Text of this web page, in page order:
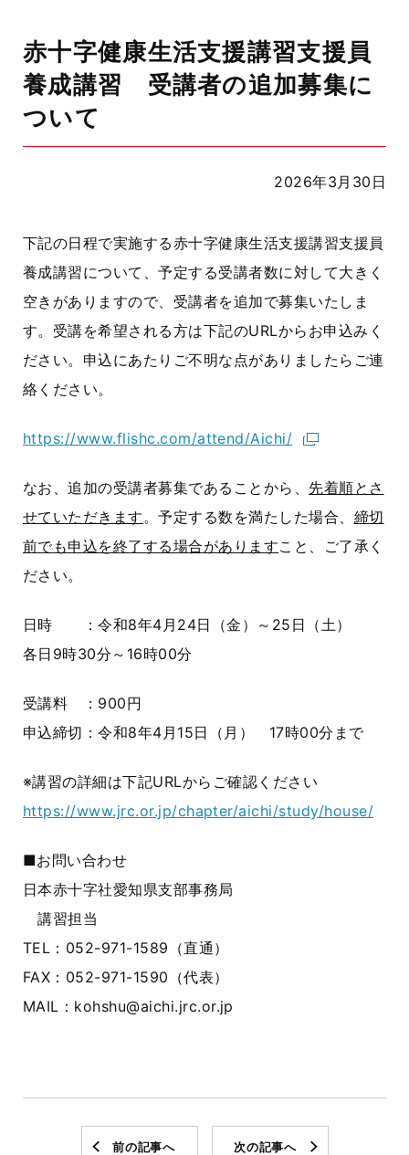
赤十字健康生活支援講習支援員
養成講習 受講者の追加募集に
ついて
2026年3月30日
下記の日程で実施する赤十字健康生活支援講習支援員
養成講習について、予定する受講者数に対して大きく
空きがありますので、受講者を追加で募集いたしま
す。受講を希望される方は下記のURLからお申込みく
ださい。申込にあたりご不明な点がありましたらご連
絡ください。
https://www.flishc.com/attend/Aichi/
なお、追加の受講者募集であることから、 先着順とさ
せていただきます。予定する数を満たした場合、 締切
前でも申込を終了する場合がありますこと、ご了承く
ださい。
日時 ：令和8年4月 24日（金）～ 25 日（土）
各日9時30分～16時00分
受講料 ：900円
申込締切：令和8年4月 15日（月） 17時00分まで
※講習の詳細は下記URLからご確認ください
https://www.jrc.or.jp/chapter/aichi/study/house/
■お問い合わせ
日本赤十字社愛知県支部事務局
講習担当
TEL ： 052-971-1589 （直通）
FAX ： 052-971-1590 （代表）
MAIL ： kohshu@aichi.jrc.or.jp
前の記事へ 次の記事へ